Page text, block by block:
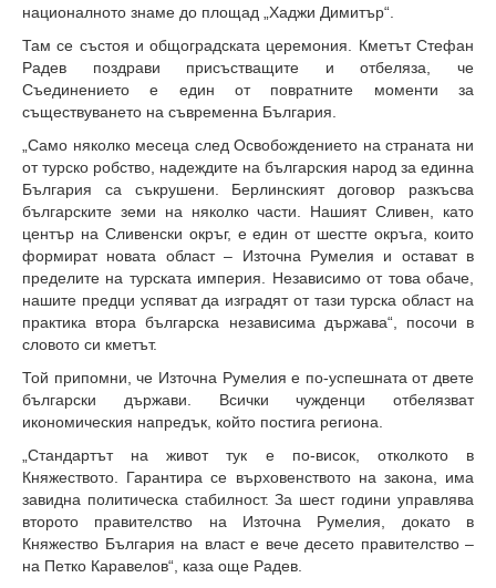
националното знаме до площад „Хаджи Димитър“.
Там се състоя и общоградската церемония. Кметът Стефан
Радев поздрави присъстващите и отбеляза, че
Съединението е един от повратните моменти за
съществуването на съвременна България.
„Само няколко месеца след Освобождението на страната ни
от турско робство, надеждите на българския народ за единна
България са съкрушени. Берлинският договор разкъсва
българските земи на няколко части. Нашият Сливен, като
център на Сливенски окръг, е един от шестте окръга, които
формират новата област – Източна Румелия и остават в
пределите на турската империя. Независимо от това обаче,
нашите предци успяват да изградят от тази турска област на
практика втора българска независима държава“, посочи в
словото си кметът.
Той припомни, че Източна Румелия е по-успешната от двете
български държави. Всички чужденци отбелязват
икономическия напредък, който постига региона.
„Стандартът на живот тук е по-висок, отколкото в
Княжеството. Гарантира се върховенството на закона, има
завидна политическа стабилност. За шест години управлява
второто правителство на Източна Румелия, докато в
Княжество България на власт е вече десето правителство –
на Петко Каравелов“, каза още Радев.